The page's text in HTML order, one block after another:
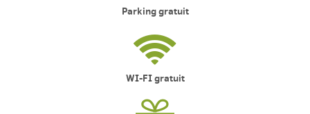
Parking gratuit
WI-FI gratuit